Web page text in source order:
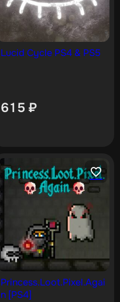
Lucid Cycle PS4 & PS5
615 ₽
Princess.Loot.Pixel.Agai
n [PS4]